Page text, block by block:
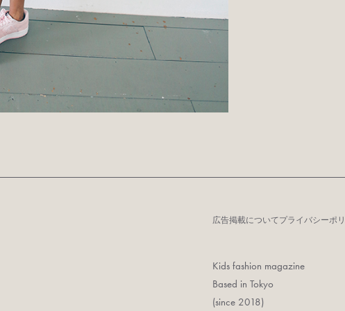
広告掲載についてプライバシーポ
Kids fashion magazine
Based in Tokyo
(since 2018)